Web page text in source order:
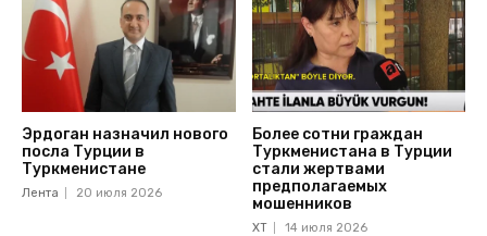
Эрдоган назначил нового
посла Турции в
Туркменистане
Лента 20 июля 2026
Более сотни граждан
Туркменистана в Турции
стали жертвами
предполагаемых
мошенников
ХТ 14 июля 2026